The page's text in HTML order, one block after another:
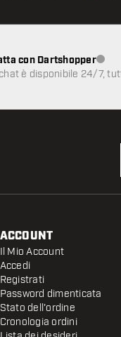
con Dartshopper
è disponibile 24/7,
ACCOUNT
Il Mio Account
Accedi
Registrati
Password dimenticata
Stato dell'ordine
Cronologia ordini